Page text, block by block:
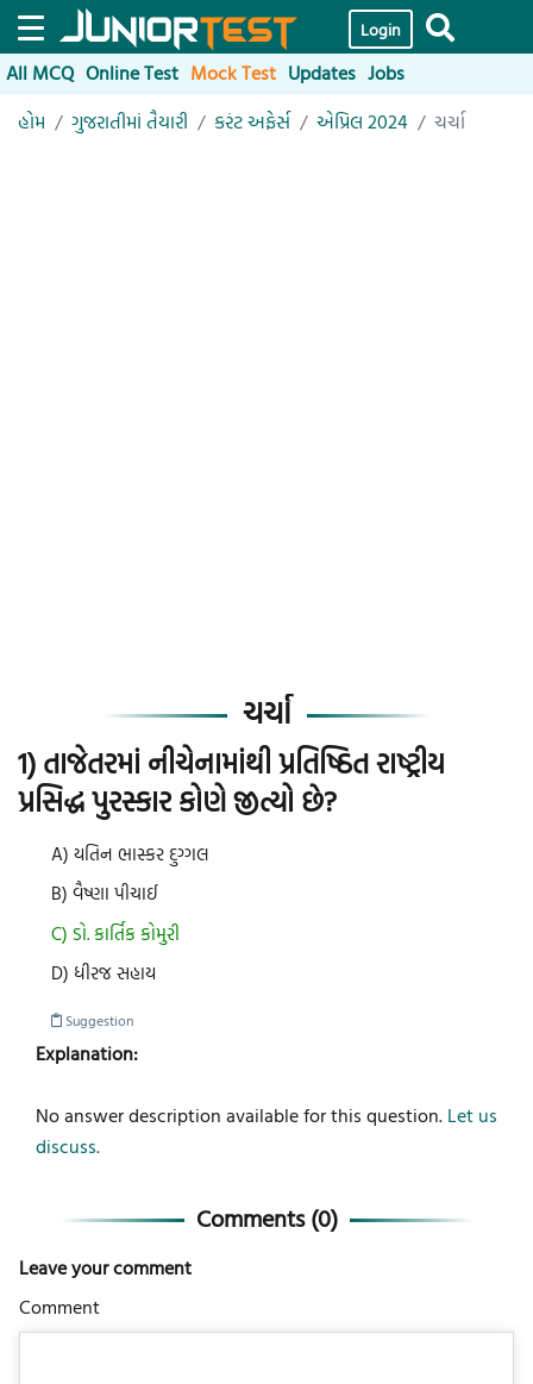
Login
All MCQ Online Test Mock Test Updates Jobs
હોમ
ગુજરાતીમાં તૈયારી કરંટ અફેર્સ એપ્રિલ 2024 ચર્ચા
ચર્ચા
1) તાજેતરમાં નીચેનામાંથી પ્રતિષ્ઠિત રાષ્ટ્રીય
પ્રસિદ્ધ પુરસ્કાર કોણે જીત્યો છે?
A) યતિન ભાસ્કર દુગ્ગલ
B) વૈષ્ણા પીચાઈ
C) ડો. કાર્તિક કોમુરી
D) ધીરજ સહાય
Suggestion
Explanation:
No answer description available for this question. Let us
discuss.
Comments (0)
Leave your comment
Comment